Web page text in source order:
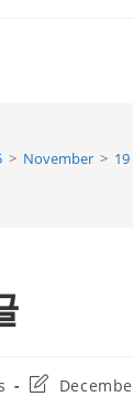
> November > 19
Post